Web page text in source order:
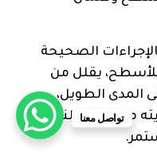
الصحيحة
يقلل من
المدى الطويل،
من التلف الناتج
تواصل معنا